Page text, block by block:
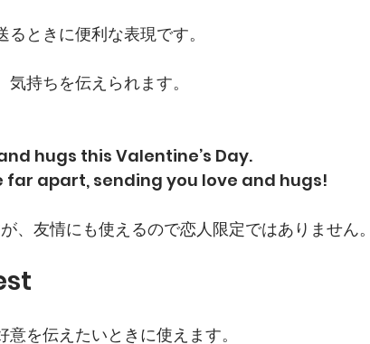
ときに便利な表現です。
持ちを伝えられます。
hugs this Valentine’s Day.
far apart, sending you love and hugs!
、友情にも使えるので恋人限定ではありません
を伝えたいときに使えます。